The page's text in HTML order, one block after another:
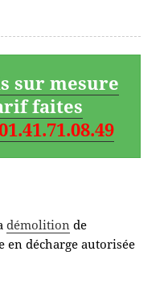
sur mesure
faites
démolition de
en décharge autorisée